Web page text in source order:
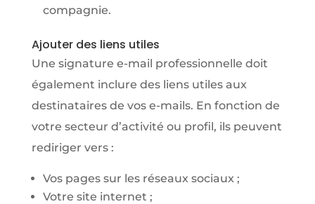
compagnie.
Ajouter des liens utiles
Une signature e-mail professionnelle doit
également inclure des liens utiles aux
destinataires de vos e-mails. En fonction de
votre secteur d’activité ou profil, ils peuvent
rediriger vers :
Vos pages sur les réseaux sociaux ;
Votre site internet ;